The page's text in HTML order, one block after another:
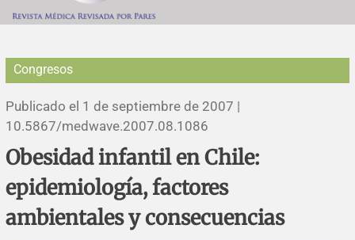
De los editores
Editoriales
Comentarios
Cartas a los editores
Estudios originales
Estudios cualitativos
Análisis
Congresos
Publicado el 1 de septiembre de 2007 |
10.5867/medwave.2007.08.1086
Obesidad infantil en Chile:
epidemiología, factores
ambientales y consecuencias